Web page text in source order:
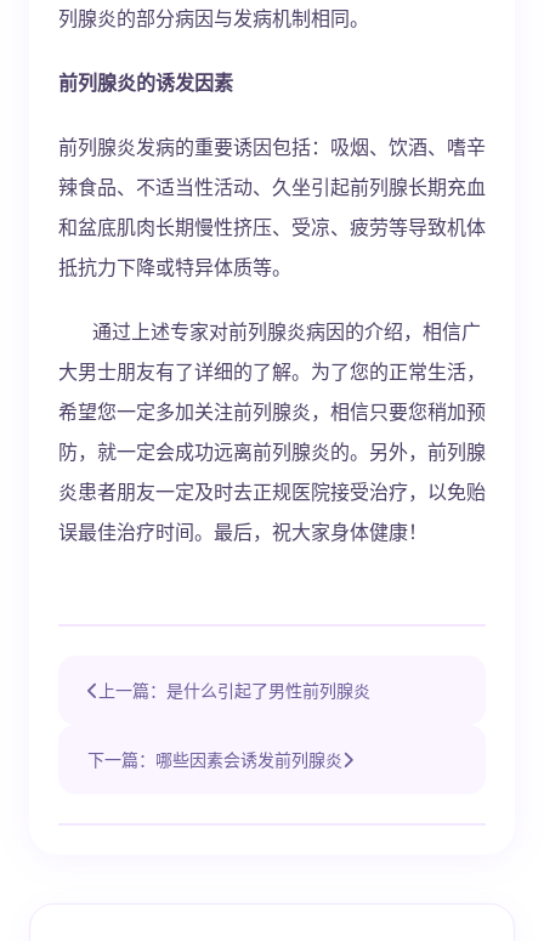
列腺炎的部分病因与发病机制相同。
前列腺炎的诱发因素
前列腺炎发病的重要诱因包括：吸烟、饮酒、嗜辛
辣食品、不适当性活动、久坐引起前列腺长期充血
和盆底肌肉长期慢性挤压、受凉、疲劳等导致机体
抵抗力下降或特异体质等。
通过上述专家对前列腺炎病因的介绍，相信广
大男士朋友有了详细的了解。为了您的正常生活，
希望您一定多加关注前列腺炎，相信只要您稍加预
防，就一定会成功远离前列腺炎的。另外，前列腺
炎患者朋友一定及时去正规医院接受治疗，以免贻
误最佳治疗时间。最后，祝大家身体健康！
上一篇：是什么引起了男性前列腺炎
下一篇：哪些因素会诱发前列腺炎